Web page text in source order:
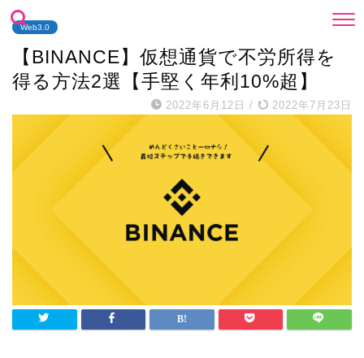
Web3.0
【BINANCE】仮想通貨で不労所得を
得る方法2選【手堅く年利10%超】
2022年6月12日 / 2022年7月23日